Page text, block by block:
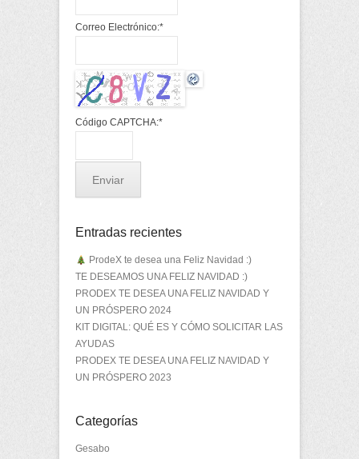
Correo Electrónico:*
Código CAPTCHA:*
Entradas recientes
ProdeX te desea una Feliz Navidad :)
TE DESEAMOS UNA FELIZ NAVIDAD :)
PRODEX TE DESEA UNA FELIZ NAVIDAD Y
UN PRÓSPERO 2024
KIT DIGITAL: QUÉ ES Y CÓMO SOLICITAR LAS
AYUDAS
PRODEX TE DESEA UNA FELIZ NAVIDAD Y
UN PRÓSPERO 2023
Categorías
Gesabo